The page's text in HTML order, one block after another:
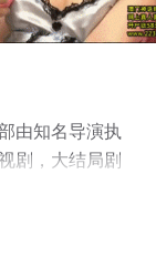
由知名导演执
剧，大结局剧
删减完整版电